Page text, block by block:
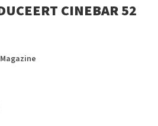
CINEBAR 52